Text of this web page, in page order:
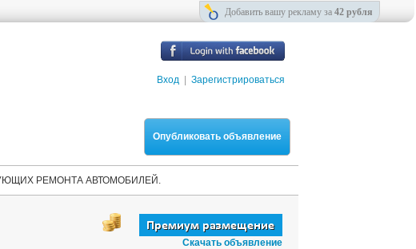
Вход Зарегистрироваться
Опубликовать объявление
РЕМОНТА АВТОМОБИЛЕЙ.
Скачать объявление
Добавить вашу рекламу за 42 рубля